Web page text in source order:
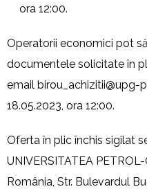
ora 12:00.
Operatorii economici pot
documentele solicitate în
email birou_achizitii@upg-
18.05.2023, ora 12:00.
Oferta în plic închis sigilat
UNIVERSITATEA
România, Str. Bulevardul